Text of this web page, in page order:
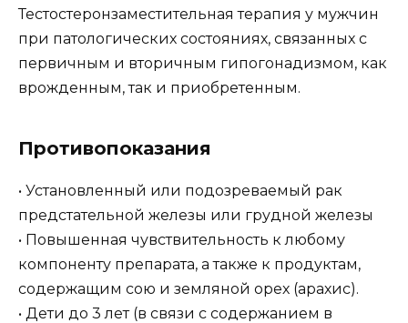
Тестостеронзаместительная терапия у мужчин
при патологических состояниях, связанных с
первичным и вторичным гипогонадизмом, как
врожденным, так и приобретенным.
Противопоказания
• Установленный или подозреваемый рак
предстательной железы или грудной железы
• Повышенная чувствительность к любому
компоненту препарата, а также к продуктам,
содержащим сою и земляной орех (арахис).
• Дети до 3 лет (в связи с содержанием в